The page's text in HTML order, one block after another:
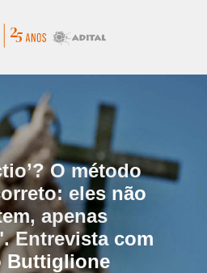
O método
eles não
apenas
Entrevista com
Buttiglione